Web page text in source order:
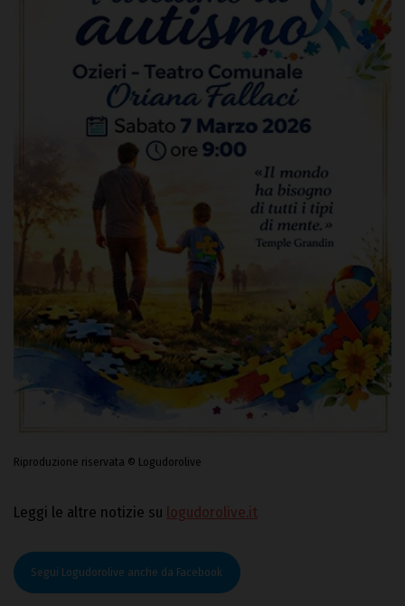
Riproduzione riservata © Logudorolive
Leggi le altre notizie su logudorolive.it
Segui Logudorolive anche da Facebook